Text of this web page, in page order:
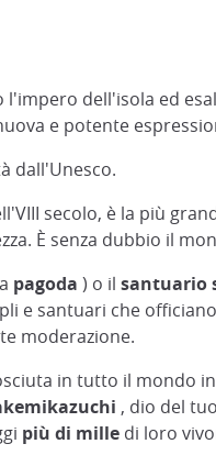
dell'isola ed
e potente
dall'Unesco.
secolo, è la più
È senza dubbio il
pagoda ) o il santuario
e santuari che
moderazione.
in tutto il mondo
, dio del
più di mille di loro